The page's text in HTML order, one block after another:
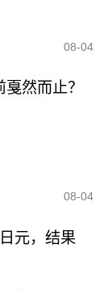
08-04
然而止？
08-04
元，结果